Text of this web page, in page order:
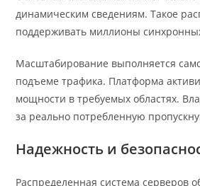
динамическим сведениям. Такое
поддерживать миллионы
Масштабирование выполняется
подъеме трафика. Платформа
мощности в требуемых областях.
за реально потребленную
Надежность и
Распределенная система серверов